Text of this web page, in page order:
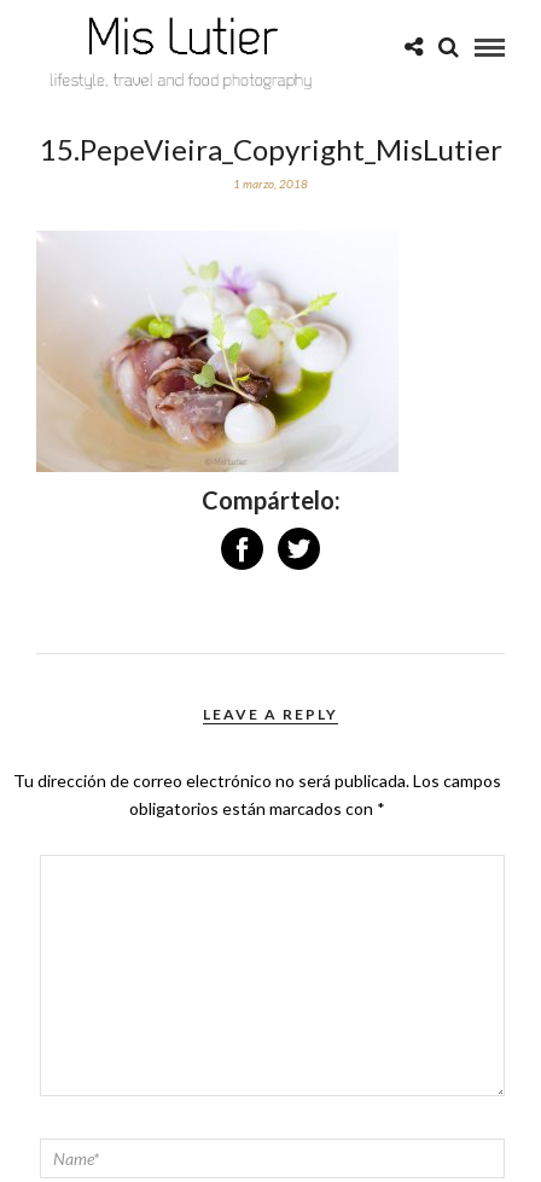
15.PepeVieira_Copyright_MisLutier
1 marzo, 2018
Compártelo:
LEAVE A REPLY
Tu dirección de correo electrónico no será publicada.Los campos
obligatorios están marcados con *